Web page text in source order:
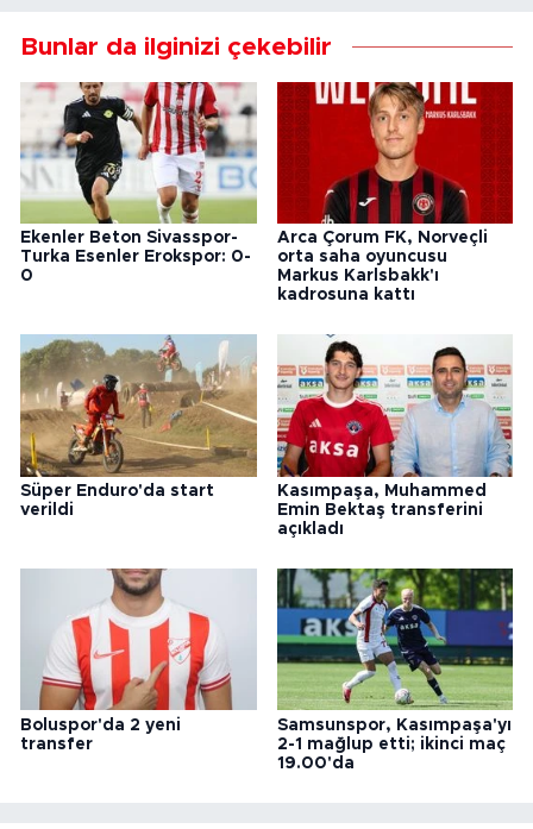
Bunlar da ilginizi çekebilir
Ekenler Beton Sivasspor-
Turka Esenler Erokspor: 0-
0
Arca Çorum FK, Norveçli
orta saha oyuncusu
Markus Karlsbakk'ı
kadrosuna kattı
Süper Enduro'da start
verildi
Kasımpaşa, Muhammed
Emin Bektaş transferini
açıkladı
Boluspor'da 2 yeni
transfer
Samsunspor, Kasımpaşa'yı
2-1 mağlup etti; ikinci maç
19.00'da